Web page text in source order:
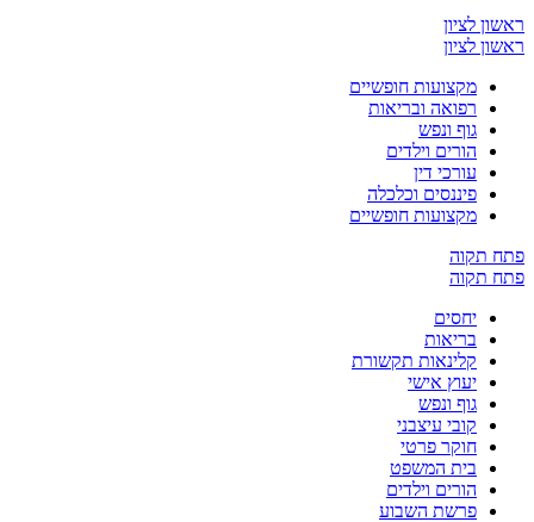
לציון
לציון
מקצועות חופשיים
רפואה ובריאות
גוף ונפש
הורים וילדים
עורכי דין
פיננסים וכלכלה
מקצועות חופשיים
יחסים
בריאות
קלינאות תקשורת
יעוץ אישי
גוף ונפש
קובי עיצבני
חוקר פרטי
בית המשפט
הורים וילדים
פרשת השבוע